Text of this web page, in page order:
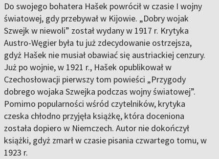
Do swojego bohatera Hašek powrócił w czasie I wojny
światowej, gdy przebywał w Kijowie. „Dobry wojak
Szwejk w niewoli” został wydany w 1917 r. Krytyka
Austro-Węgier była tu już zdecydowanie ostrzejsza,
gdyż Hašek nie musiał obawiać się austriackiej cenzury.
Już po wojnie, w 1921 r., Hašek opublikował w
Czechosłowacji pierwszy tom powieści „Przygody
dobrego wojaka Szwejka podczas wojny światowej”.
Pomimo popularności wśród czytelników, krytyka
czeska chłodno przyjęła książkę, która doceniona
została dopiero w Niemczech. Autor nie dokończył
książki, gdyż zmarł w czasie pisania czwartego tomu, w
1923 r.